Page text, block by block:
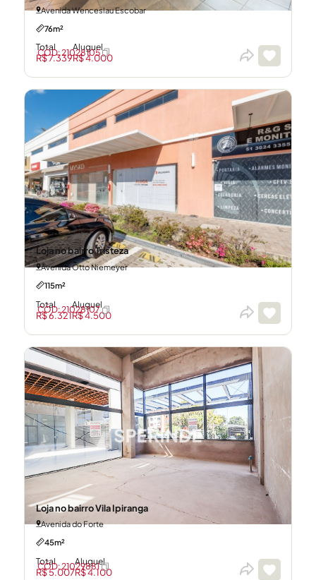
Avenida Wenceslau Escobar
76m²
Total
R$ 7.339
Aluguel
R$ 4.000
CÓD: 21028105
Loja no bairro Tristeza
Avenida Otto Niemeyer
115m²
Total
R$ 6.321
Aluguel
R$ 4.500
CÓD: 21028107
Loja no bairro Vila Ipiranga
Avenida do Forte
45m²
Total
R$ 5.007
Aluguel
R$ 4.100
CÓD: 21029881